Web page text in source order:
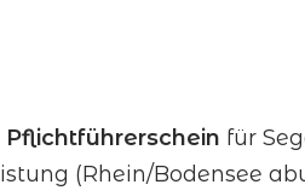
Pflichtführerschein für
(Rhein/Bodensee